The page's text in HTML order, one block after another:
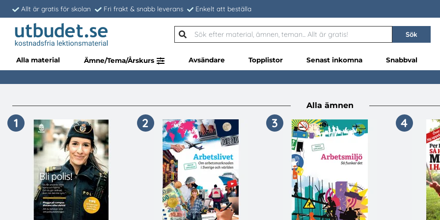
Allt är gratis för skolan Fri frakt & snabb leverans Enkelt att beställa
Sök
Alla material Ämne/Tema/Årskurs Avsändare Topplistor Senast inkomna Snabbval
Alla ämnen
1 2 3 4